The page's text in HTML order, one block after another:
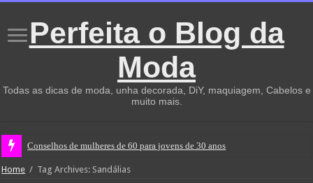
Perfeita o Blog da
Moda
Todas as dicas de moda, unha decorada, DiY, maquiagem, Cabelos e
muito mais.
Conselhos de mulheres de 60 para jovens de 30 anos
Home / Tag Archives: Sandálias